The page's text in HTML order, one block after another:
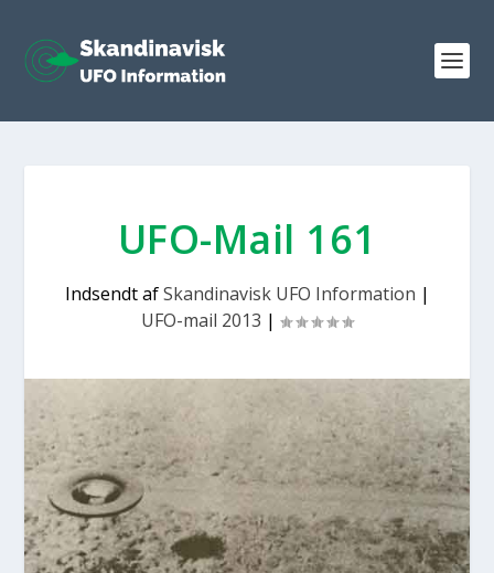
UFO-Mail 161
Indsendt afSkandinavisk UFO Information |
UFO-mail 2013 |